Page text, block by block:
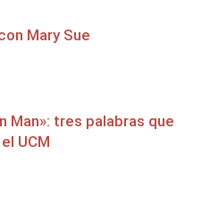
Mary Sue
Man»: tres palabras que
UCM